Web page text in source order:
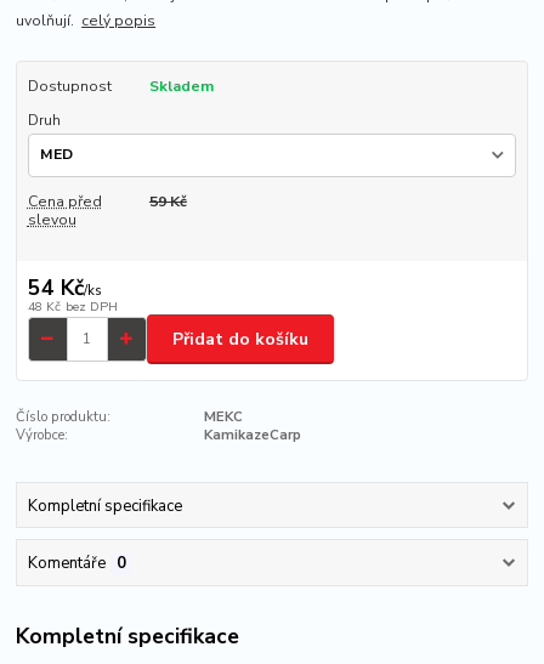
uvolňují. celý popis
Dostupnost
Skladem
Druh
Cena před
slevou
59 Kč
54 Kč/ks
48 Kč bez DPH
Přidat do košíku
Číslo produktu:
MEKC
Výrobce:
KamikazeCarp
Kompletní specifikace
Komentáře 0
Kompletní specifikace